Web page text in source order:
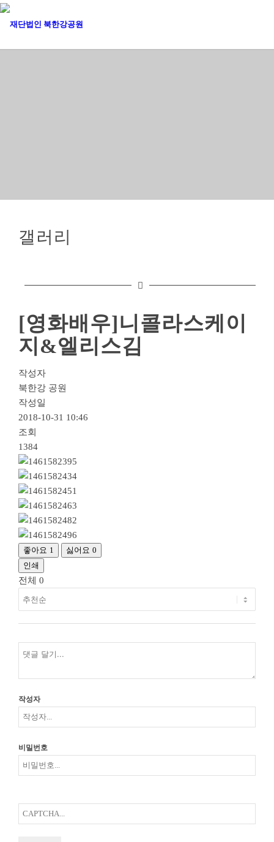
갤러리
[영화배우]니콜라스케이
지&엘리스김
작성자
북한강 공원
작성일
2018-10-31 10:46
조회
1384
좋아요 1 싫어요 0
인쇄
전체 0
작성자
비밀번호